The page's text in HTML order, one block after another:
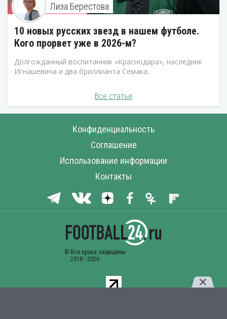
Лиза Берестова
10 новых русских звезд в нашем футболе.
Кого прорвет уже в 2026-м?
Долгожданный воспитанник «Краснодара», наследник
Игнашевича и два бриллианта Семака.
Все статьи
Конфиденциальность
Соглашение
Использование информации
Контакты